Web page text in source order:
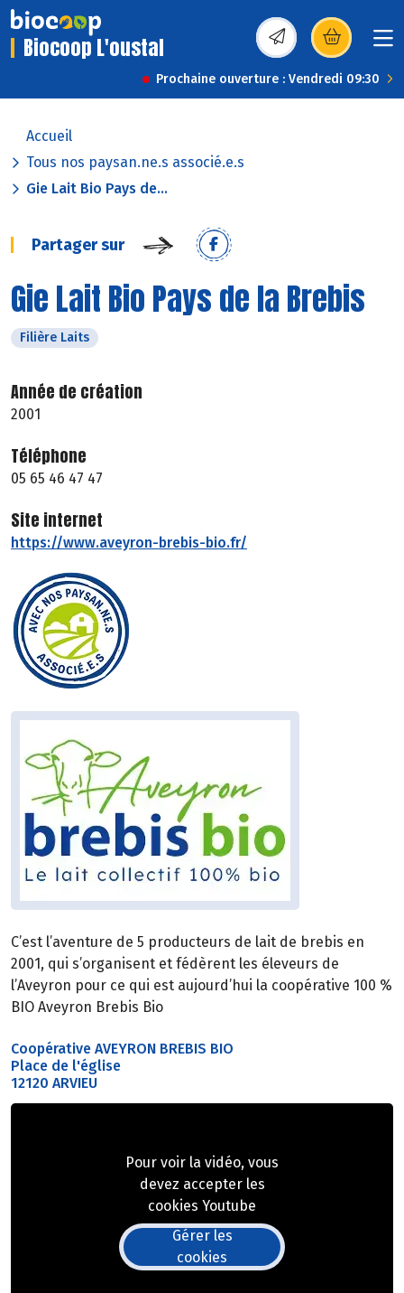
Biocoop L'oustal (s’ouvre dans une
Prochaine ouverture : Vendredi 09:30
Accueil
Tous nos paysan.ne.s associé.e.s
Gie Lait Bio Pays de...
Partager sur
Gie Lait Bio Pays de la Brebis
Filière Laits
Année de création
2001
Téléphone
05 65 46 47 47
Site internet
https://www.aveyron-brebis-bio.fr/
C’est l’aventure de 5 producteurs de lait de brebis en
2001, qui s’organisent et fédèrent les éleveurs de
l’Aveyron pour ce qui est aujourd’hui la coopérative 100 %
BIO Aveyron Brebis Bio
Coopérative AVEYRON BREBIS BIO
Place de l'église
12120 ARVIEU
Pour voir la vidéo, vous
devez accepter les
cookies Youtube
Gérer les
cookies